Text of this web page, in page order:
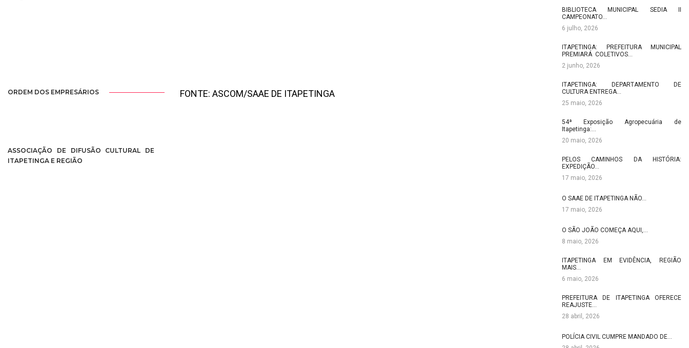
FONTE: ASCOM/SAAE DE ITAPETINGA
ORDEM DOS EMPRESÁRIOS
ASSOCIAÇÃO DE DIFUSÃO CULTURAL DE
ITAPETINGA E REGIÃO
BIBLIOTECA MUNICIPAL SEDIA II
CAMPEONATO…
6 julho, 2026
ITAPETINGA: PREFEITURA MUNICIPAL
PREMIARÁ COLETIVOS…
2 junho, 2026
ITAPETINGA: DEPARTAMENTO DE
CULTURA ENTREGA…
25 maio, 2026
54ª Exposição Agropecuária de
Itapetinga:…
20 maio, 2026
PELOS CAMINHOS DA HISTÓRIA:
EXPEDIÇÃO…
17 maio, 2026
O SAAE DE ITAPETINGA NÃO…
17 maio, 2026
O SÃO JOÃO COMEÇA AQUI,…
8 maio, 2026
ITAPETINGA EM EVIDÊNCIA, REGIÃO
MAIS…
6 maio, 2026
PREFEITURA DE ITAPETINGA OFERECE
REAJUSTE…
28 abril, 2026
POLÍCIA CIVIL CUMPRE MANDADO DE…